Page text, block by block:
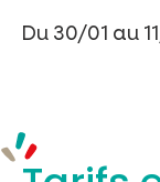
Du 30/01 au